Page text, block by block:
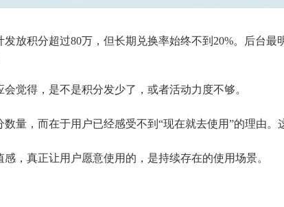
放积分超过80万，但长期兑换率始终不到20%。后台最
觉得，是不是积分发少了，或者活动力度不够。
量，而在于用户已经感受不到“现在就去使用”的理由。
，真正让用户愿意使用的，是持续存在的使用场景。